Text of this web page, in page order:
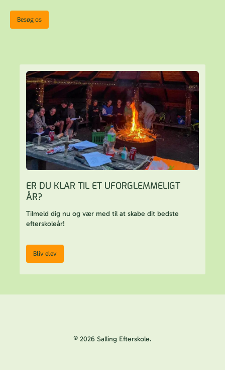
Besøg os
ER DU KLAR TIL ET UFORGLEMMELIGT
ÅR?
Tilmeld dig nu og vær med til at skabe dit bedste
efterskoleår!
Bliv elev
© 2026 Salling Efterskole.